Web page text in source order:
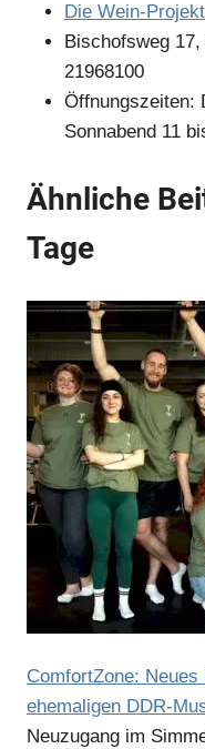
Die Wein-
Bischofsweg
21968100
Öffnungszeiten:
Sonnabend 11
Ähnliche
Tage
ComfortZone:
ehemaligen DDR-
Neuzugang im